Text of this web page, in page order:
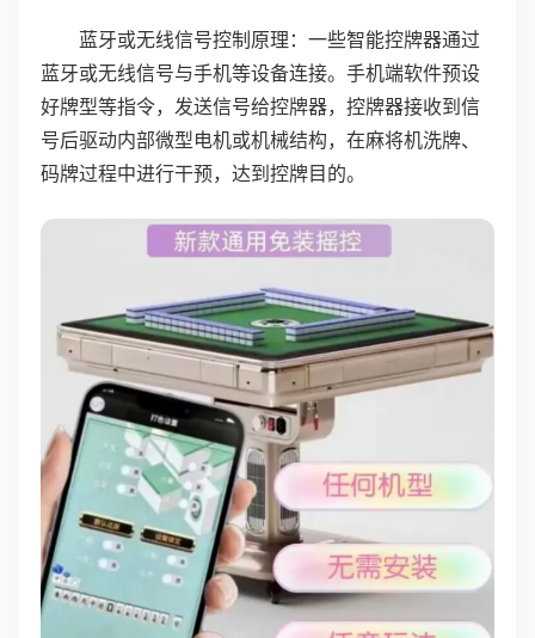
蓝牙或无线信号控制原理：一些智能控牌器通过
蓝牙或无线信号与手机等设备连接。手机端软件预设
好牌型等指令，发送信号给控牌器，控牌器接收到信
号后驱动内部微型电机或机械结构，在麻将机洗牌、
码牌过程中进行干预，达到控牌目的。